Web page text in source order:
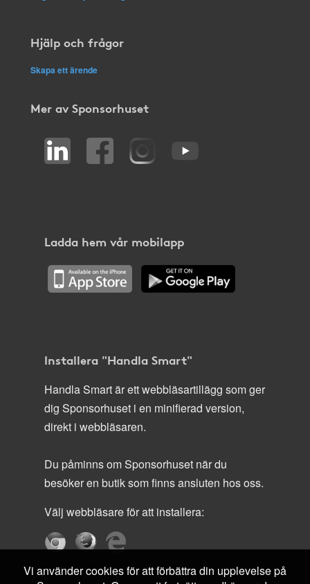
Hjälp och frågor
Skapa ett ärende
Mer av Sponsorhuset
Ladda hem vår mobilapp
Installera "Handla Smart"
Handla Smart är ett webbläsartillägg som ger
dig Sponsorhuset i en minifierad version,
direkt i webbläsaren.
Du påminns om Sponsorhuset när du
besöker en butik som finns ansluten hos oss.
Välj webbläsare för att installera:
Vi använder cookies för att förbättra din upplevelse på